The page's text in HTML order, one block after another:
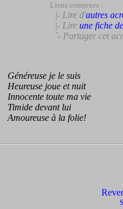
Liens connexes :
|- Lire d'autres
|- Lire une fiche
`- Partager cet
Généreuse je le suis
Heureuse joue et nuit
Innocente toute ma vie
Timide devant lui
Amoureuse à la folie!